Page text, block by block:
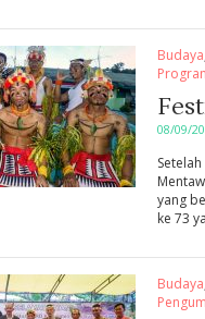
Budaya
08/09/
yang
ke 73
Budaya